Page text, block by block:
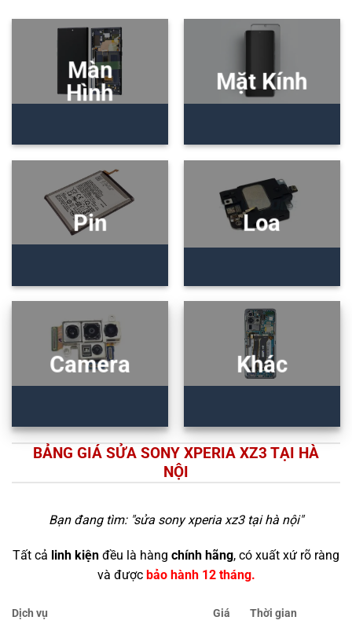
Màn
Hình
Mặt Kính
Pin Loa
Camera Khác
BẢNG GIÁ SỬA SONY XPERIA XZ3 TẠI HÀ
NỘI
Bạn đang tìm: "sửa sony xperia xz3 tại hà nội"
Tất cả linh kiện đều là hàng chính hãng, có xuất xứ rõ ràng
và được bảo hành 12 tháng.
Dịch vụ Giá Thời gian